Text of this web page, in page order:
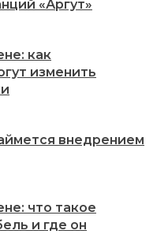
«Аргут»
как
изменить
внедрением
что такое
и где он